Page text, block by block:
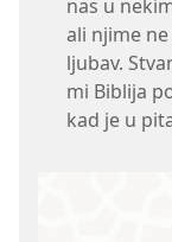
nas u
ali njime
ljubav.
mi Biblija
kad je u